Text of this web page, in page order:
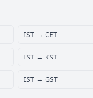
IST → CET
IST → KST
IST → GST